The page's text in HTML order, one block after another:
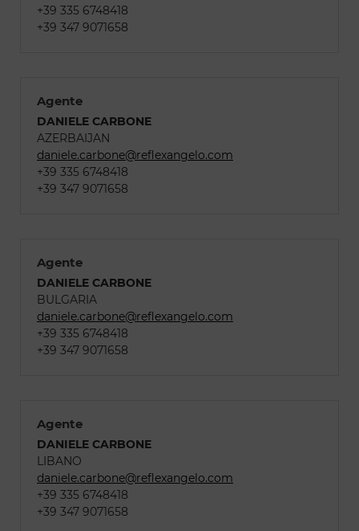
+39 335 6748418
+39 347 9071658
Agente
DANIELE CARBONE
AZERBAIJAN
daniele.carbone@reflexangelo.com
+39 335 6748418
+39 347 9071658
Agente
DANIELE CARBONE
BULGARIA
daniele.carbone@reflexangelo.com
+39 335 6748418
+39 347 9071658
Agente
DANIELE CARBONE
LIBANO
daniele.carbone@reflexangelo.com
+39 335 6748418
+39 347 9071658